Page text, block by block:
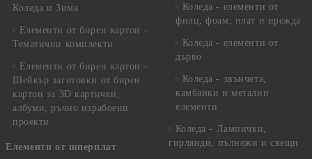
Коледа и Зима
Елементи от бирен картон -
Тематични комплекти
Елементи от бирен картон -
Шейкър заготовки от бирен
картон за 3D картички,
албуми, ръчно израбоени
проекти
Елементи от шперплат
Коледа - елементи от
филц, фоам, плат и прежда
Коледа - елементи от
дърво
Коледа - звънчета,
камбанки и метални
елементи
Коледа - Лампички,
гирлянди, пълнежи и свещи